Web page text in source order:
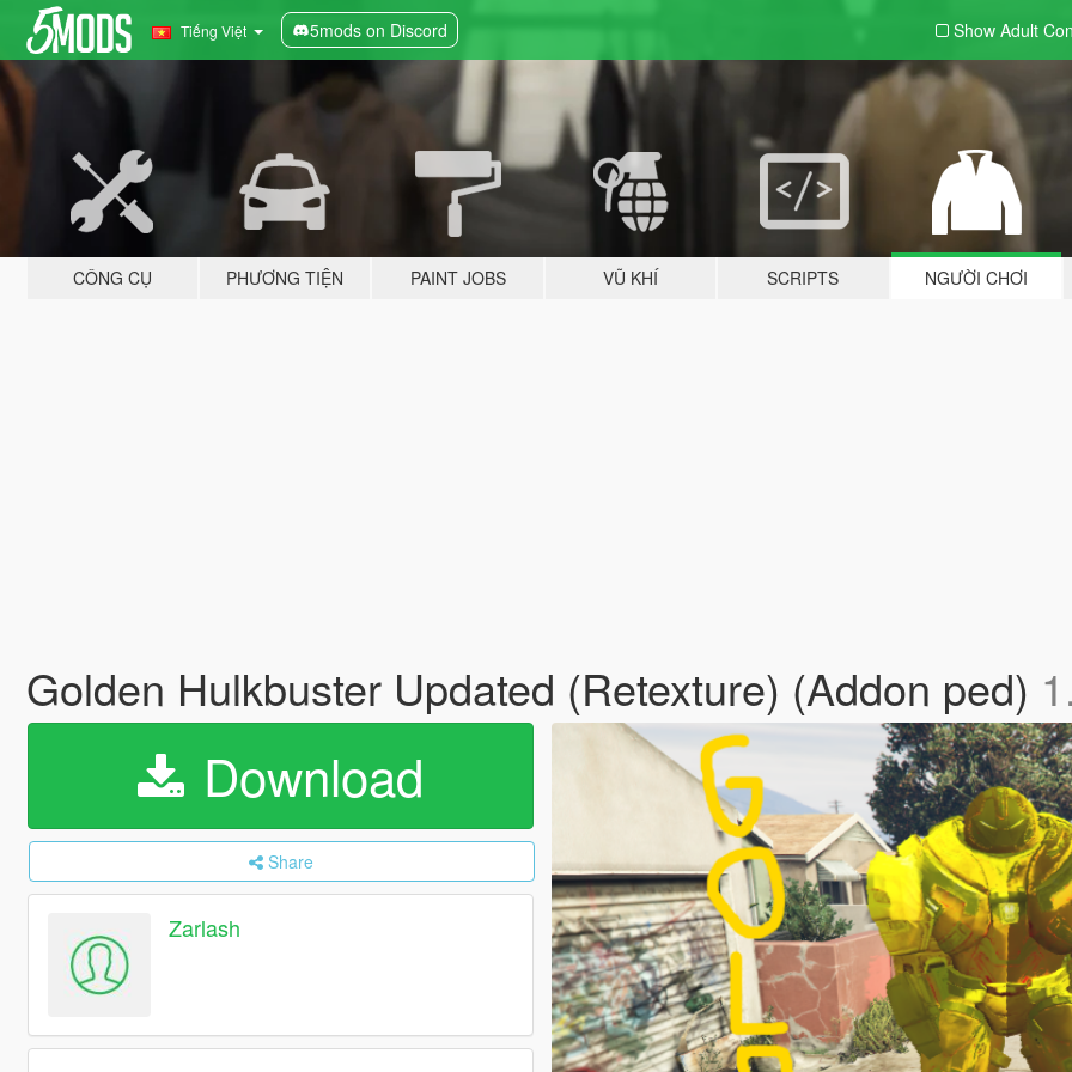
Tiếng Việt 5mods on Discord Show Adult
CÔNG CỤ PHƯƠNG TIỆN PAINT JOBS VŨ KHÍ SCRIPTS NGƯỜI CHƠI
Golden Hulkbuster Updated (Retexture) (Addon ped)
Download
Share
Zarlash